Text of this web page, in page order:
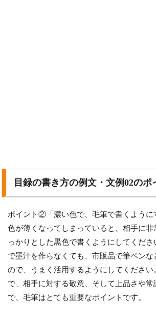
目録の書き方の例文・文例02の
ポイント②「濃い色で、毛筆で書くように
色が薄くなってしまっていると、相手に非
っかりとした黒色で書くようにしてくだ
で墨汁を作らなくても、市販品で筆ペンな
ので、うまく活用するようにしてください
で、相手に対する敬意、そして上品さや
で、毛筆はとても重要なポイントです。